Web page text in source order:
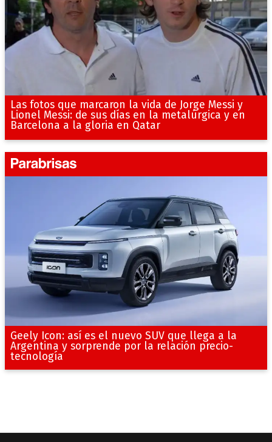
Las fotos que marcaron la vida de Jorge Messi y
Lionel Messi: de sus días en la metalúrgica y en
Barcelona a la gloria en Qatar
Geely Icon: así es el nuevo SUV que llega a la
Argentina y sorprende por la relación precio-
tecnología